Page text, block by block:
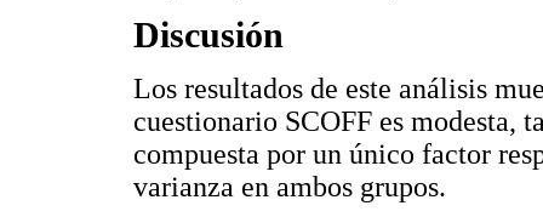
Discusión
Los resultados de este análisis
cuestionario SCOFF es modesta,
compuesta por un único factor
varianza en ambos grupos.